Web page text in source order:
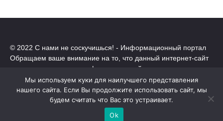
© 2022 С нами не соскучишься! - Информационный портал
Обращаем ваше внимание на то, что данный интернет-сайт
носит исключительно информационный характер.
Все торговые марки принадлежат их владельцам. Все права
защищены.
Политика конфиденциальности
Мы используем куки для наилучшего представления
нашего сайта. Если Вы продолжите использовать сайт, мы
будем считать что Вас это устраивает.
Ok